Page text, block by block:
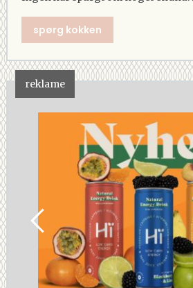
spørg kokken
reklame